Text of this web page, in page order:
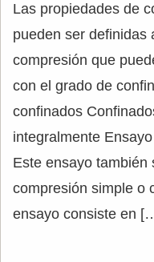
Las propiedades de
pueden ser definidas
compresión que
con el grado de
confinados
integralmente
Este ensayo también
compresión simple o
ensayo consiste en